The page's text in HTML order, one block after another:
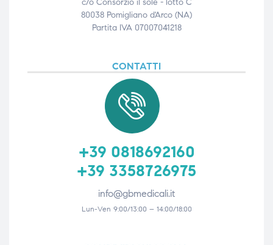
80038 Pomigliano d'Arco (NA)
Partita IVA 07007041218
CONTATTI
+39 0818692160
+39 3358726975
info@gbmedicali.it
Lun-Ven 9:00/13:00 – 14:00/18:00